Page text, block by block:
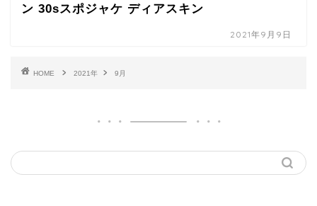
ン 30sスポジャケ ディアスキン
2021年9月9日
HOME 2021年 9月